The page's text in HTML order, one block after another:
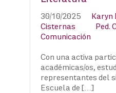
30/10/2025
Karyn
Cisternas
Ped.
Comunicación
Con una activa
académicas/os,
representantes del
Escuela de […]